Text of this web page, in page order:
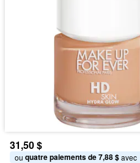
31,50 $
ou quatre paiements de 7,88 $ avec